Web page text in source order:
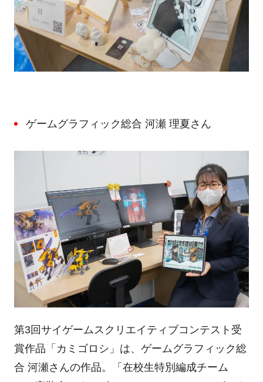
ゲームグラフィック総合 河瀬 理夏さん
第3回サイゲームスクリエイティブコンテスト受
賞作品「カミゴロシ」は、ゲームグラフィック総
合 河瀬さんの作品。「在校生特別編成チーム